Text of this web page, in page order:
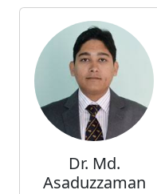
Dr. Md.
Asaduzzaman